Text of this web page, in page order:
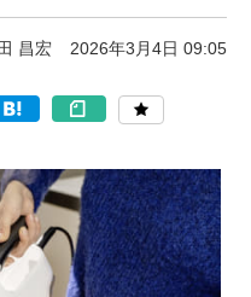
昌宏 2026年3月4日 09:05